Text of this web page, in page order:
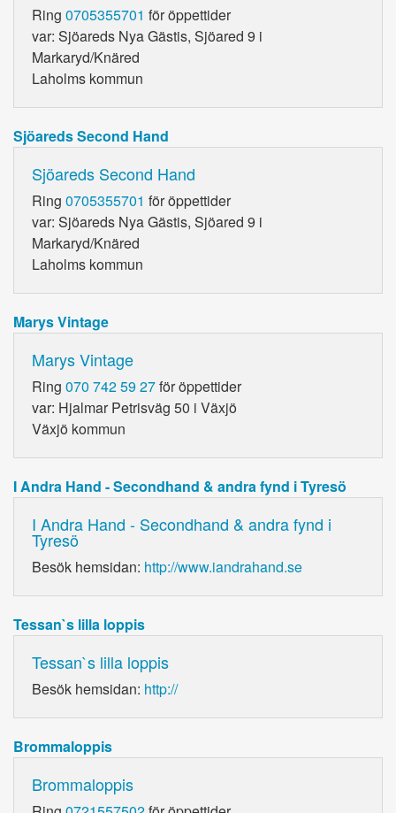
Ring 0705355701 för öppettider
var: Sjöareds Nya Gästis, Sjöared 9 i
Markaryd/Knäred
Laholms kommun
Sjöareds Second Hand
Sjöareds Second Hand
Ring 0705355701 för öppettider
var: Sjöareds Nya Gästis, Sjöared 9 i
Markaryd/Knäred
Laholms kommun
Marys Vintage
Marys Vintage
Ring 070 742 59 27för öppettider
var: Hjalmar Petrisväg 50 i Växjö
Växjö kommun
I Andra Hand - Secondhand & andra fynd i Tyresö
I Andra Hand - Secondhand & andra fynd i
Tyresö
Besök hemsidan: http://www.iandrahand.se
Tessan`s lilla loppis
Tessan`s lilla loppis
Besök hemsidan: http://
Brommaloppis
Brommaloppis